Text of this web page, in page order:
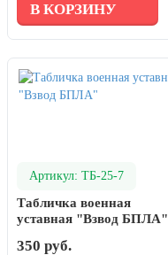
В КОРЗИНУ
Артикул: ТБ-25-7
Табличка военная
уставная "Взвод БПЛА"
350 руб.